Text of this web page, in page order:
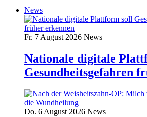
News
Fr. 7 August 2026 News
Nationale digitale
Gesundheitsgefahren
Do. 6 August 2026 News